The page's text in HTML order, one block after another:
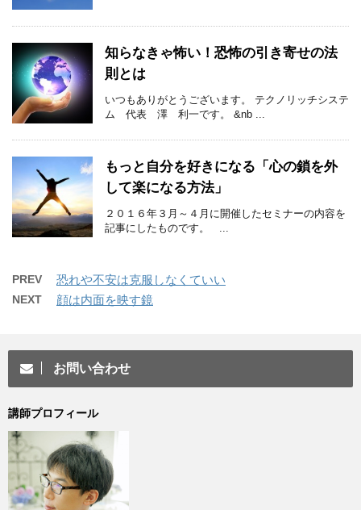
知らなきゃ怖い！恐怖の引き寄せの法
則とは
いつもありがとうございます。 テクノリッチシステ
ム 代表 澤 利一です。 &nb ...
もっと自分を好きになる「心の鎖を外
して楽になる方法」
２０１６年３月～４月に開催したセミナーの内容を
記事にしたものです。 ...
PREV 恐れや不安は克服しなくていい
NEXT 顔は内面を映す鏡
お問い合わせ
講師プロフィール